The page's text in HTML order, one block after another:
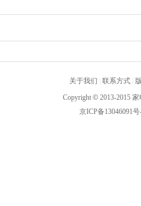
关于我们 联系方式
Copyright © 2013-2015
京ICP备13046091号